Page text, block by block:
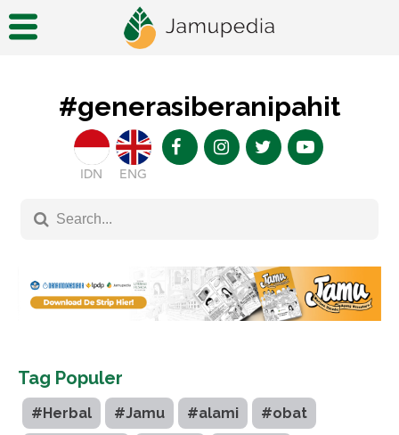
#generasiberanipahit
IDN ENG
Tag Populer
#Herbal #Jamu #alami #obat